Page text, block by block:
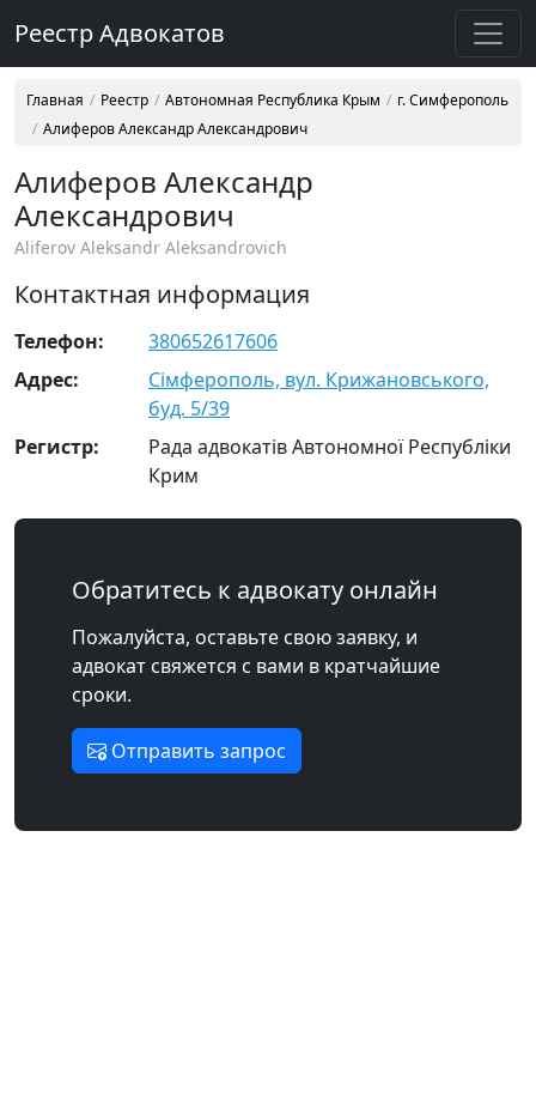
Реестр Адвокатов
Главная Реестр Автономная Республика Крым
г. Симферополь
Алиферов Александр Александрович
Алиферов Александр
Александрович
Aliferov Aleksandr Aleksandrovich
Контактная информация
Телефон:
380652617606
Адрес:
Сімферополь, вул. Крижановського,
буд. 5/39
Регистр:
Рада адвокатів Автономної Республіки
Крим
Обратитесь к адвокату онлайн
Пожалуйста, оставьте свою заявку, и
адвокат свяжется с вами в кратчайшие
сроки.
Отправить запрос